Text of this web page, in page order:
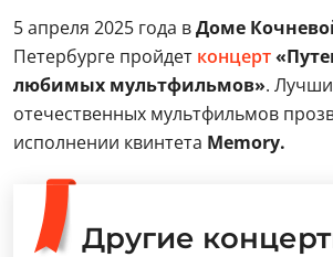
5 апреля 2025 года вДоме
Петербурге пройдет концерт
любимых мультфильмов».
отечественных мультфильмов
исполнении квинтета Memory.
Другие